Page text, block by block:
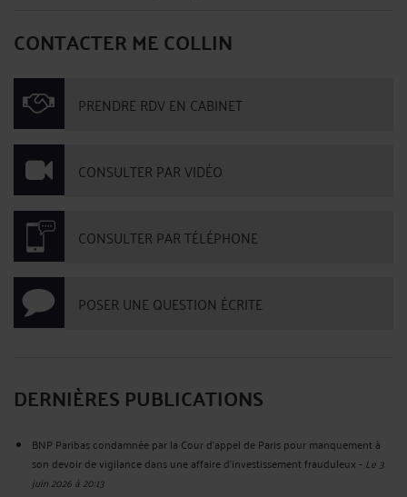
CONTACTER ME COLLIN
PRENDRE RDV EN CABINET
CONSULTER PAR VIDÉO
CONSULTER PAR TÉLÉPHONE
POSER UNE QUESTION ÉCRITE
DERNIÈRES PUBLICATIONS
BNP Paribas condamnée par la Cour d’appel de Paris pour manquement à
son devoir de vigilance dans une affaire d’investissement frauduleux- Le 3
juin 2026 à 20:13